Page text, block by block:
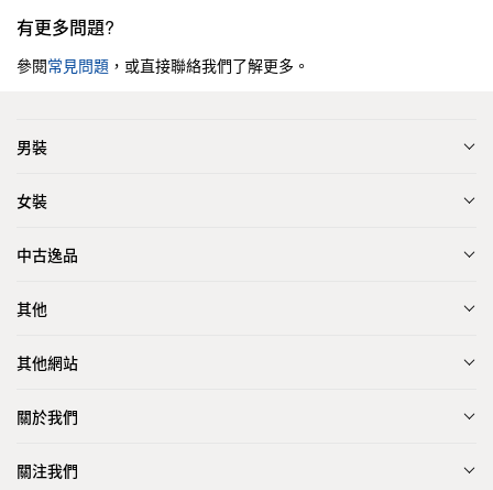
有更多問題?
參閱常見問題 ，或直接聯絡我們了解更多。
男裝
女裝
中古逸品
其他
其他網站
關於我們
關注我們